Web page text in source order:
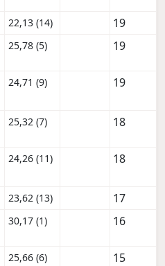
22,13 (14)
19
25,78 (5) 19
24,71 (9) 19
25,32 (7) 18
24,26 (11) 18
23,62 (13)
17
30,17 (1) 16
25,66 (6)
15